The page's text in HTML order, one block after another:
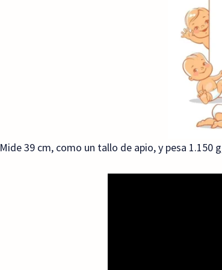
Mide 39 cm, como un tallo de apio, y pesa 1.150